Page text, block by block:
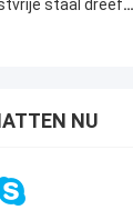
staal dreef
NU